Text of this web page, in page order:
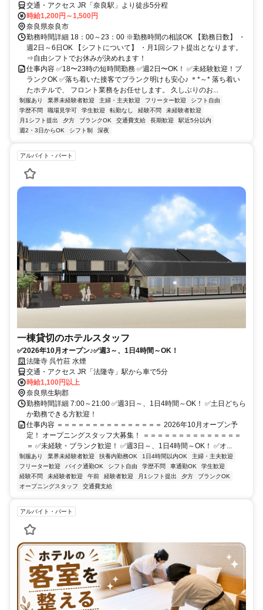
交通・アクセス JR「奈良駅」より徒歩5分程
時給1,200円～1,500円
奈良県奈良市
勤務時間詳細 18：00～23：00 ※勤務時間の相談OK 【勤務日数】 ・
週2日～6日OK 【シフトについて】 ・月1回シフト提出となります。
⇒自由シフトでお休みが決めれます！
仕事内容 ✅18〜23時の短時間勤務 ✅週2日〜OK！ ✅未経験歓迎！ブ
ランクOK ✅落ち着いた接客でブランク明けも安心♪ ＊*～* 落ち着い
たホテルで、 フロント業務をお任せします。 久しぶりのお...
制服あり 業界未経験者歓迎 主婦・主夫歓迎 フリーター歓迎
シフト自由
学歴不問
職場見学可 学生歓迎 転勤なし 経験不問
未経験者歓迎
月1シフト提出
夕方 ブランクOK 交通費支給 長期歓迎
駅近5分以内
週2・3日からOK
シフト制 深夜
アルバイト・パート
一棟貸切のホテルスタッフ
✅2026年10月オープン♪✅週3～、1日4時間～OK！
法隆寺 呉竹莊 水煙
交通・アクセス JR「法隆寺」駅から車で5分
時給1,100円以上
奈良県生駒郡
勤務時間詳細 7:00～21:00 ✅週3日～、1日4時間～OK！ ✅土日どちら
か勤務できる方歓迎！
仕事内容 ＝＝＝＝＝＝＝＝＝＝＝＝＝＝＝ 2026年10月オープン予
定！ オープニングスタッフ大募集！ ＝＝＝＝＝＝＝＝＝＝＝＝＝＝
＝ ✅未経験・ブランク歓迎！ ✅週3日～、1日4時間～OK！ ✅オ...
制服あり 業界未経験者歓迎 扶養内勤務OK 1日4時間以内OK
主婦・主夫歓迎
フリーター歓迎
バイク通勤OK シフト自由 学歴不問 車通勤OK
学生歓迎
経験不問
未経験者歓迎 午前 経験者歓迎 月1シフト提出 夕方
ブランクOK
オープニングスタッフ
交通費支給
アルバイト・パート